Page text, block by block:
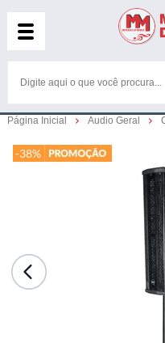
Página Inicial Audio Geral
-38%